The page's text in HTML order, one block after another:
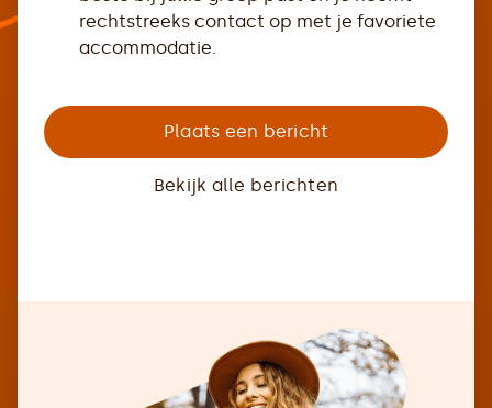
rechtstreeks contact op met je favoriete
accommodatie.
Plaats een bericht
Bekijk alle berichten